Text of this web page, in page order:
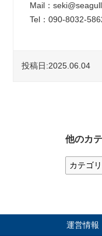
Mail：
Tel：090-8032-
投稿日:2025.06.04
他のカ
運営情報